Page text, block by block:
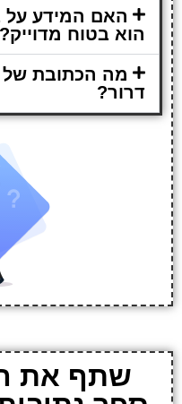
האם המידע על
הוא בטוח מדוייק?
מה הכתובת של
דרור?
שתף את